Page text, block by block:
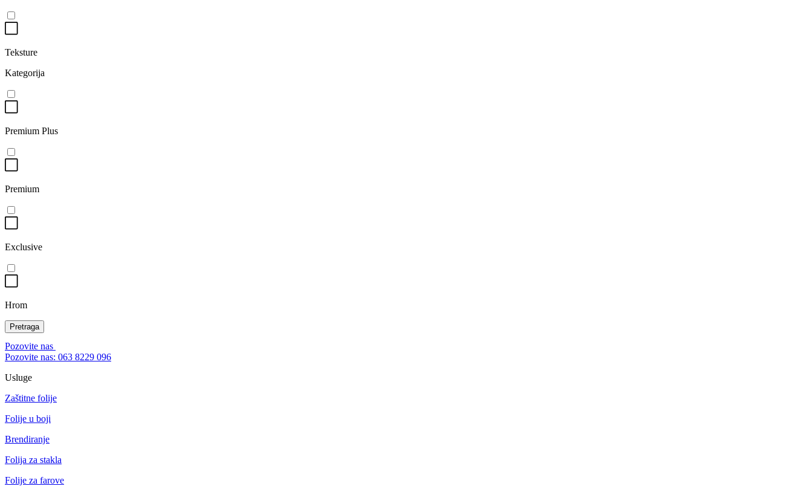
Teksture
Kategorija
Premium Plus
Premium
Exclusive
Hrom
Pretraga
Pozovite nas
Pozovite nas: 063 8229 096
Usluge
Zaštitne folije
Folije u boji
Brendiranje
Folija za stakla
Folije za farove